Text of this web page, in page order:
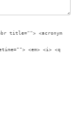
title=""> <acronym
<em> <i> <q